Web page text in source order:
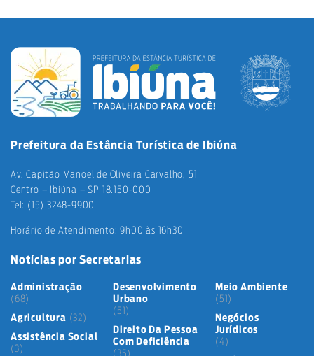
Prefeitura da Estância Turística de Ibiúna
Av. Capitão Manoel de Oliveira Carvalho, 51
Centro – Ibiúna – SP 18.150-000
Tel: (15) 3248-9900
Horário de Atendimento: 9h00 às 16h30
Notícias por Secretarias
Administração
(68)
Agricultura (32)
Assistência Social
(3)
Desenvolvimento
Urbano
(51)
Direito Da Pessoa
Com Deficiência
(35)
Meio Ambiente
(51)
Negócios
Jurídicos
(4)